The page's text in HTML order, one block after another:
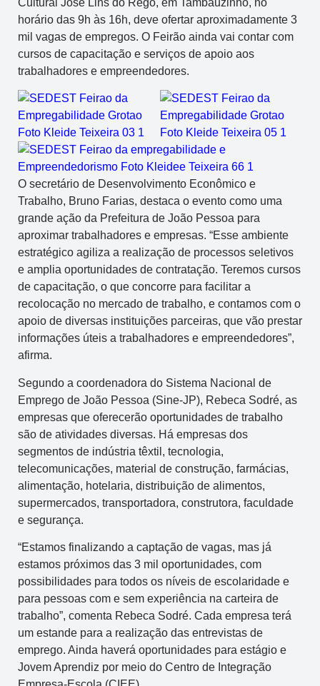
horário das 9h às 16h, deve ofertar aproximadamente 3
mil vagas de empregos. O Feirão ainda vai contar com
cursos de capacitação e serviços de apoio aos
trabalhadores e empreendedores.
O secretário de Desenvolvimento Econômico e
Trabalho, Bruno Farias, destaca o evento como uma
grande ação da Prefeitura de João Pessoa para
aproximar trabalhadores e empresas. “Esse ambiente
estratégico agiliza a realização de processos seletivos
e amplia oportunidades de contratação. Teremos cursos
de capacitação, o que concorre para facilitar a
recolocação no mercado de trabalho, e contamos com o
apoio de diversas instituições parceiras, que vão prestar
informações úteis a trabalhadores e empreendedores”,
afirma.
Segundo a coordenadora do Sistema Nacional de
Emprego de João Pessoa (Sine-JP), Rebeca Sodré, as
empresas que oferecerão oportunidades de trabalho
são de atividades diversas. Há empresas dos
segmentos de indústria têxtil, tecnologia,
telecomunicações, material de construção, farmácias,
alimentação, hotelaria, distribuição de alimentos,
supermercados, transportadora, construtora, faculdade
e segurança.
“Estamos finalizando a captação de vagas, mas já
estamos próximos das 3 mil oportunidades, com
possibilidades para todos os níveis de escolaridade e
para pessoas com e sem experiência na carteira de
trabalho”, comenta Rebeca Sodré. Cada empresa terá
um estande para a realização das entrevistas de
emprego. Ainda haverá oportunidades para estágio e
Jovem Aprendiz por meio do Centro de Integração